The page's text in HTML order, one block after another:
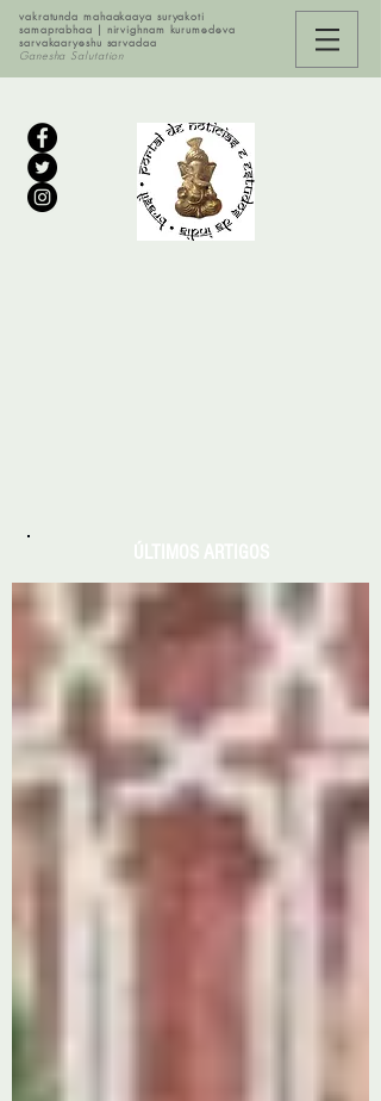
vakratunda mahaakaaya suryakoti
samaprabhaa | nirvighnam kurumedeva
sarvakaaryeshu sarvadaa
Ganesha Salutation